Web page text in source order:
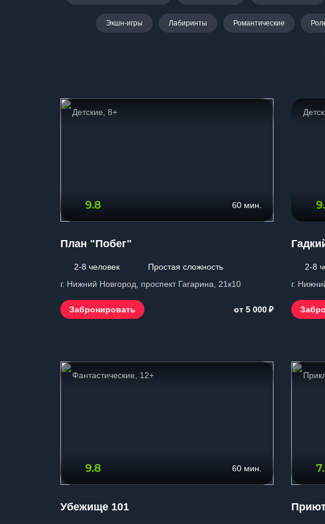
Экшн-игры Лабиринты Романтические
Детские, 8+
9.8 60 мин.
План "Побег"
2-8 человек
Простая сложность
г. Нижний Новгород, проспект Гагарина, 21к10
Забронировать от 5 000₽
2-8
г.
Фантастические, 12+
9.8 60 мин.
Убежище 101